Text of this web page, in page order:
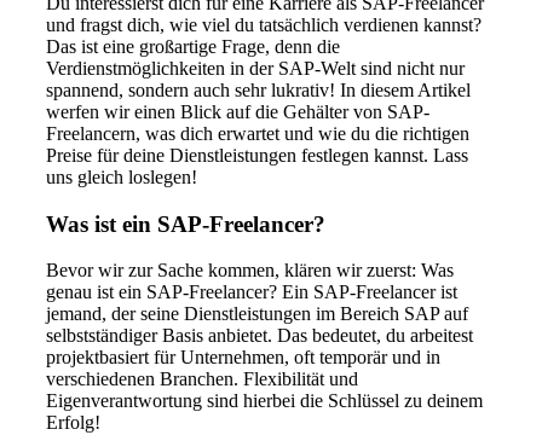
und fragst dich, wie viel du tatsächlich verdienen kannst?
Das ist eine großartige Frage, denn die
Verdienstmöglichkeiten in der SAP-Welt sind nicht nur
spannend, sondern auch sehr lukrativ! In diesem Artikel
werfen wir einen Blick auf die Gehälter von SAP-
Freelancern, was dich erwartet und wie du die richtigen
Preise für deine Dienstleistungen festlegen kannst. Lass
uns gleich loslegen!
Was ist ein SAP-Freelancer?
Bevor wir zur Sache kommen, klären wir zuerst: Was
genau ist ein SAP-Freelancer? Ein SAP-Freelancer ist
jemand, der seine Dienstleistungen im Bereich SAP auf
selbstständiger Basis anbietet. Das bedeutet, du arbeitest
projektbasiert für Unternehmen, oft temporär und in
verschiedenen Branchen. Flexibilität und
Eigenverantwortung sind hierbei die Schlüssel zu deinem
Erfolg!